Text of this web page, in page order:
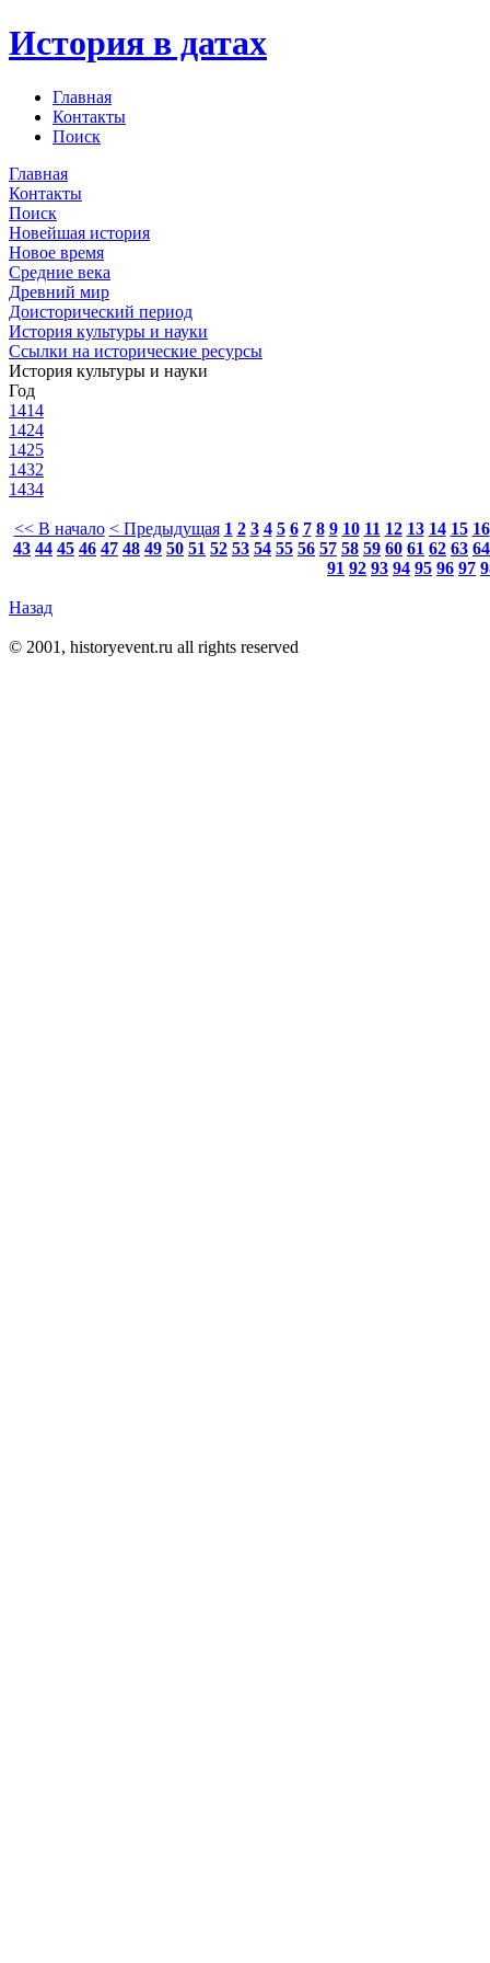
История в датах
Главная
Контакты
Поиск
Главная
Контакты
Поиск
Новейшая история
Новое время
Средние века
Древний мир
Доисторический период
История культуры и науки
Ссылки на исторические ресурсы
История культуры и науки
Год
1414
1424
1425
1432
1434
<< В начало < Предыдущая 1 2 3 4 5 6 7 8 9 10 11 12 13 14 15 16
43 44 45 46 47 48 49 50 51 52 53 54 55 56 57 58 59 60 61 62 63 64
91 92 93 94 95 96 97
Назад
© 2001, historyevent.ru all rights reserved